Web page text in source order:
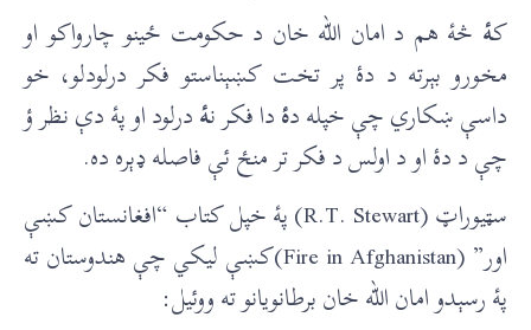
کۀڅۀ هم د امان الله خان د حکومت ځینو چارواکو او
مخورو بېرته د دۀ پر تخت کښېناستو فکر درلودلو، خو
داسې ښکاري چې خپله دۀدا فکر نۀدرلود او پۀ دې نظر ؤ
چې د دۀ او د اولس د فکر تر منځ ئې فاصله ډېره ده.
سټیوراټ (R.T. Stewart) پۀ خپل کتاب “افغانستان کښې
اور” (Fire in Afghanistan)کښې لیکي چې هندوستان ته
پۀ رسېدو امان الله خان برطانویانو ته ووئیل: